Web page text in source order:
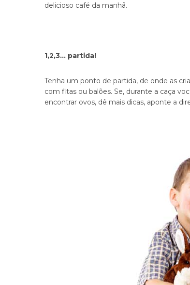
delicioso café da manhã.
1,2,3… partida!
Tenha um ponto de partida, de onde as
com fitas ou balões. Se, durante a caça
encontrar ovos, dê mais dicas, aponte a